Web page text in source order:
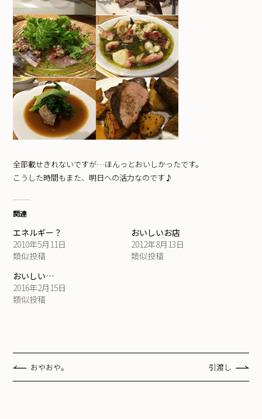
全部載せきれないですが…ほんっとおいしかったです。
こうした時間もまた、明日への活力なのです♪
関連
エネルギー？
2010年5月11日
類似投稿
おいしいお店
2012年8月13日
類似投稿
おいしい…
2016年2月15日
類似投稿
おやおや。 引渡し